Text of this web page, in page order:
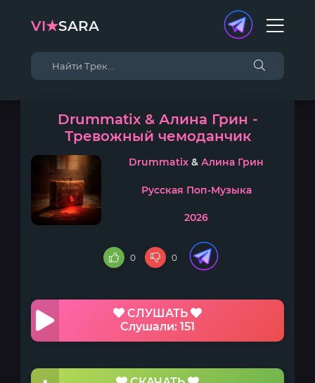
VI★SARA
Drummatix & Алина Грин -
Тревожный чемоданчик
Drummatix & Алина Грин
Русская Поп-Музыка
2026
0 0
СЛУШАТЬ
Слушали: 151